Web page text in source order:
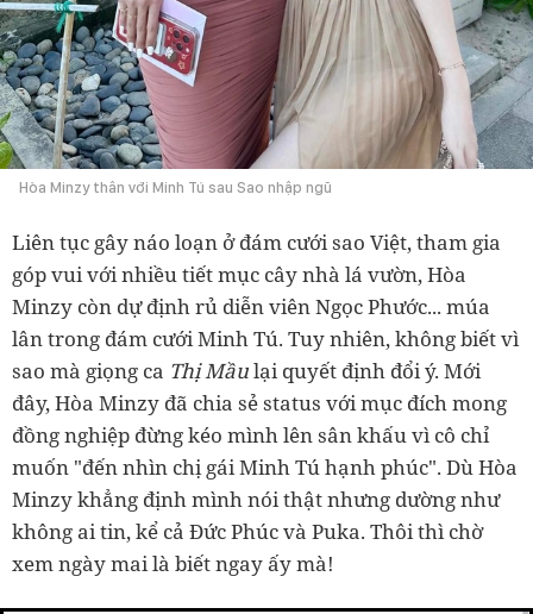
Hòa Minzy thân với Minh Tú sau Sao nhập ngũ
Liên tục gây náo loạn ở đám cưới sao Việt, tham gia
góp vui với nhiều tiết mục cây nhà lá vườn, Hòa
Minzy còn dự định rủ diễn viên Ngọc Phước... múa
lân trong đám cưới Minh Tú. Tuy nhiên, không biết vì
sao mà giọng ca Thị Mầulại quyết định đổi ý. Mới
đây, Hòa Minzy đã chia sẻ status với mục đích mong
đồng nghiệp đừng kéo mình lên sân khấu vì cô chỉ
muốn "đến nhìn chị gái Minh Tú hạnh phúc". Dù Hòa
Minzy khẳng định mình nói thật nhưng dường như
không ai tin, kể cả Đức Phúc và Puka. Thôi thì chờ
xem ngày mai là biết ngay ấy mà!